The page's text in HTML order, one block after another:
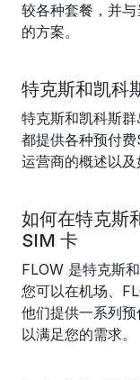
较各种套餐，并
的方案。
特克斯和凯科
特克斯和凯科斯
都提供各种预付
运营商的概述以及
如何在特克斯
SIM 卡
FLOW 是特克斯
您可以在机场、
他们提供一系列预
以满足您的需求。